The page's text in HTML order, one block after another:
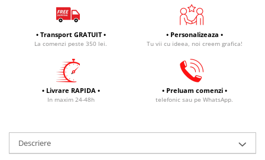
• Transport GRATUIT •
La comenzi peste 350 lei.
• Personalizeaza •
Tu vii cu ideea, noi creem grafica!
• Livrare RAPIDA •
In maxim 24-48h
• Preluam comenzi •
telefonic sau pe WhatsApp.
Descriere